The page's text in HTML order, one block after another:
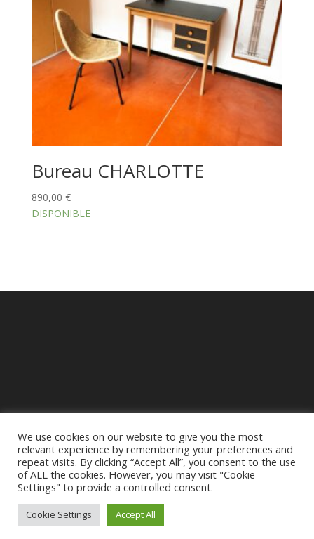
Bureau CHARLOTTE
890,00 €
DISPONIBLE
Mentions légales
We use cookies on our website to give you the most
relevant experience by remembering your preferences and
repeat visits. By clicking “Accept All”, you consent to the use
of ALL the cookies. However, you may visit "Cookie
Settings" to provide a controlled consent.
Cookie Settings Accept All